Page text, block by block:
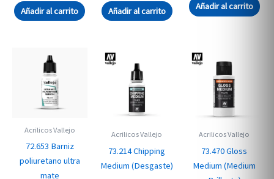
Añadir al carrito Añadir al carrito Añadir al carrito
Acrilicos Vallejo
72.653 Barniz
poliuretano ultra
mate
Acrilicos Vallejo
73.214 Chipping
Medium (Desgaste)
Acrilicos Vallejo
73.470 Gloss
Medium (Medium